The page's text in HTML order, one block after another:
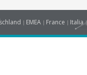
EMEA France Italia